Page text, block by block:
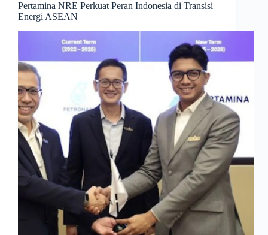
Pertamina NRE Perkuat Peran Indonesia di Transisi
Energi ASEAN